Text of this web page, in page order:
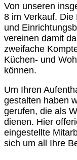
Von unseren
8 im Verkauf.
und
vereinen damit
zweifache
Küchen- und
können.
Um Ihren
gestalten haben
gerufen, die als
dienen. Hier
eingestellte
sich um all Ihre